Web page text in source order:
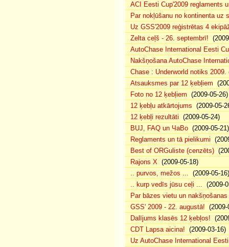
ACI Eesti Cup'2009 reglaments
Par nokļūšanu no kontinenta uz
Uz GSS'2009 reģistrētas 4
Zelta ceļš - 26. septembrī!
AutoChase International Eesti
Nakšņošana AutoChase
Chase : Underworld notiks 2009.
Atsauksmes par 12 ķebļiem
Foto no 12 ķebļiem (2009-05-26)
12 ķebļu atkārtojums (2009-05-
12 ķebļi rezultāti (2009-05-24)
BUJ, FAQ un ЧаВо (2009-05-21)
Reglaments un tā pielikumi
Best of ORGuliste (cenzēts)
Rajons X (2009-05-18)
.. purvos, mežos ... (2009-05-16)
.. kurp vedīs jūsu ceļi ... (2009-
Par bāzes vietu un
GSS' 2009 - 22. augustā! (2009-
Dalījums klasēs 12 ķebļos!
CDT Lapsa aicina! (2009-03-16)
Uz AutoChase International